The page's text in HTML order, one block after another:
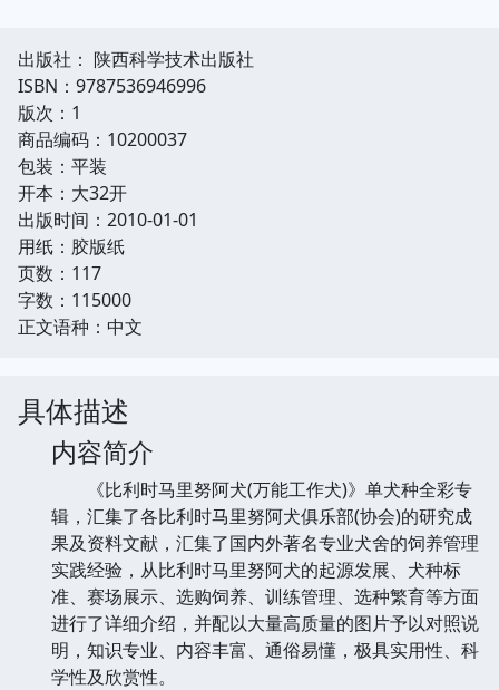
出版社： 陕西科学技术出版社
ISBN：9787536946996
版次：1
商品编码：10200037
包装：平装
开本：大32开
出版时间：2010-01-01
用纸：胶版纸
页数：117
字数：115000
正文语种：中文
具体描述
内容简介
《比利时马里努阿犬(万能工作犬)》单犬种全彩专
辑，汇集了各比利时马里努阿犬俱乐部(协会)的研究成
果及资料文献，汇集了国内外著名专业犬舍的饲养管理
实践经验，从比利时马里努阿犬的起源发展、犬种标
准、赛场展示、选购饲养、训练管理、选种繁育等方面
进行了详细介绍，并配以大量高质量的图片予以对照说
明，知识专业、内容丰富、通俗易懂，极具实用性、科
学性及欣赏性。